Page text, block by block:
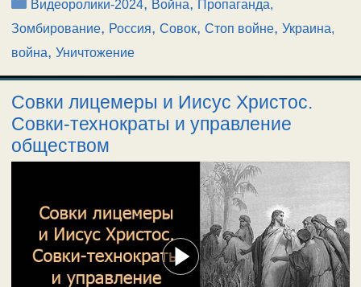
Видеоролики-2024, Война, Пропаганда,
Зомбирование, Россия, Совок, Стоп войне, Украина,
война, Уничтожение
Совки лицемеры и Иисус Христос.
Совки-технократы и управление
обществом